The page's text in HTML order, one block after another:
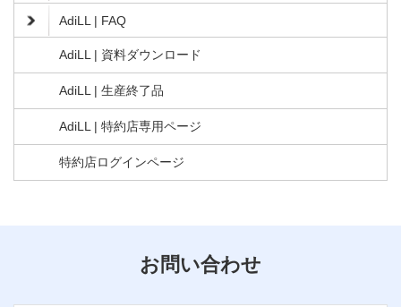
AdiLL | FAQ
AdiLL | 資料ダウンロード
AdiLL | 生産終了品
AdiLL | 特約店専用ページ
特約店ログインページ
お問い合わせ